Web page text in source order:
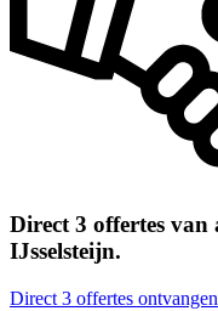
Direct 3 offertes
IJsselsteijn.
Direct 3 offertes ontvangen